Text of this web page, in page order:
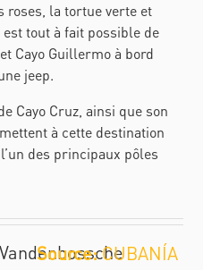
roses, la tortue verte et
est tout à fait possible de
Cayo Guillermo à bord
jeep.
Cayo Cruz, ainsi que son
à cette destination
des principaux pôles
CUBANÍA